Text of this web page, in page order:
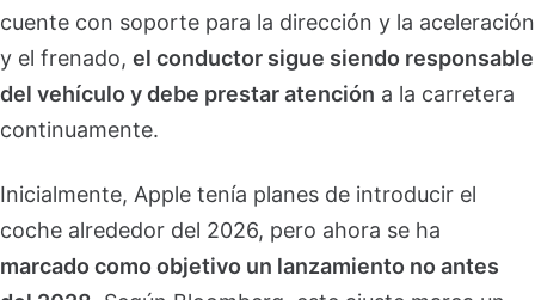
cuente con soporte para la dirección y la aceleración
y el frenado, el conductor sigue siendo responsable
del vehículo y debe prestar atención a la carretera
continuamente.
Inicialmente, Apple tenía planes de introducir el
coche alrededor del 2026, pero ahora se ha
marcado como objetivo un lanzamiento no antes